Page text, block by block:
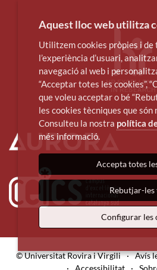
© Universitat Rovira i Virgili · Avís
·
Accessibilitat ·
Aquest lloc web utilitza
Utilitzem cookies pròpies i
l’experiència d’usuari,
navegació al web i
“Acceptar totes les cookies”,
que voleu acceptar o bé
les cookies tècniques que són
Consulteu la nostra política
més informació.
Accepta totes
Rebutjar-les
Configurar les